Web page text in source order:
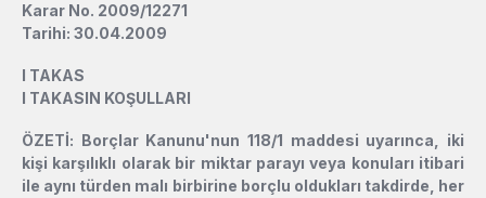
Karar No. 2009/12271
Tarihi: 30.04.2009
l TAKAS
l TAKASIN KOŞULLARI
ÖZETİ: Borçlar Kanunu'nun 118/1 maddesi uyarınca, iki
kişi karşılıklı olarak bir miktar parayı veya konuları itibari
ile aynı türden malı birbirine borçlu oldukları takdirde, her